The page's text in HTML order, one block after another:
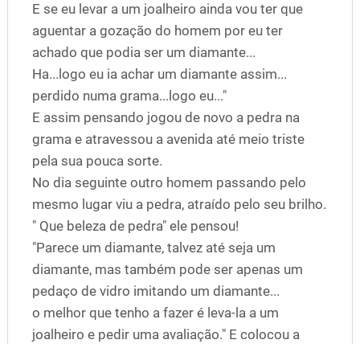
E se eu levar a um joalheiro ainda vou ter que
aguentar a gozação do homem por eu ter
achado que podia ser um diamante...
Ha...logo eu ia achar um diamante assim...
perdido numa grama...logo eu..."
E assim pensando jogou de novo a pedra na
grama e atravessou a avenida até meio triste
pela sua pouca sorte.
No dia seguinte outro homem passando pelo
mesmo lugar viu a pedra, atraído pelo seu brilho.
" Que beleza de pedra" ele pensou!
"Parece um diamante, talvez até seja um
diamante, mas também pode ser apenas um
pedaço de vidro imitando um diamante...
o melhor que tenho a fazer é leva-la a um
joalheiro e pedir uma avaliação." E colocou a